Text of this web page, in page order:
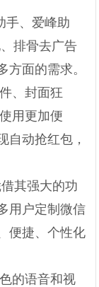
手、爱峰助
排骨去广告
方面的需求。
、封面狂
用更加便
自动抢红包，
其强大的功
用户定制微信
便捷、个性化
的语音和视